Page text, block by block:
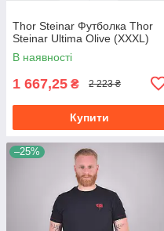
Thor Steinar Футболка Thor
Steinar Ultima Olive (XXXL)
В наявності
1 667,25 ₴ 2 223 ₴
Купити
–25%